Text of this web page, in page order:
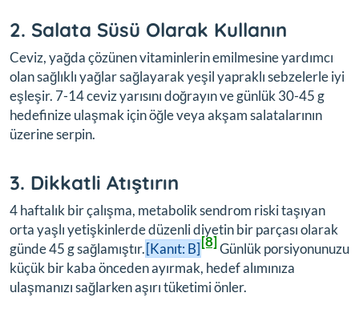
2. Salata Süsü Olarak Kullanın
Ceviz, yağda çözünen vitaminlerin emilmesine yardımcı
olan sağlıklı yağlar sağlayarak yeşil yapraklı sebzelerle iyi
eşleşir. 7-14 ceviz yarısını doğrayın ve günlük 30-45 g
hedefinize ulaşmak için öğle veya akşam salatalarının
üzerine serpin.
3. Dikkatli Atıştırın
4 haftalık bir çalışma, metabolik sendrom riski taşıyan
orta yaşlı yetişkinlerde düzenli diyetin bir parçası olarak
günde 45 g sağlamıştır.[Kanıt: B][8]Günlük porsiyonunuzu
küçük bir kaba önceden ayırmak, hedef alımınıza
ulaşmanızı sağlarken aşırı tüketimi önler.